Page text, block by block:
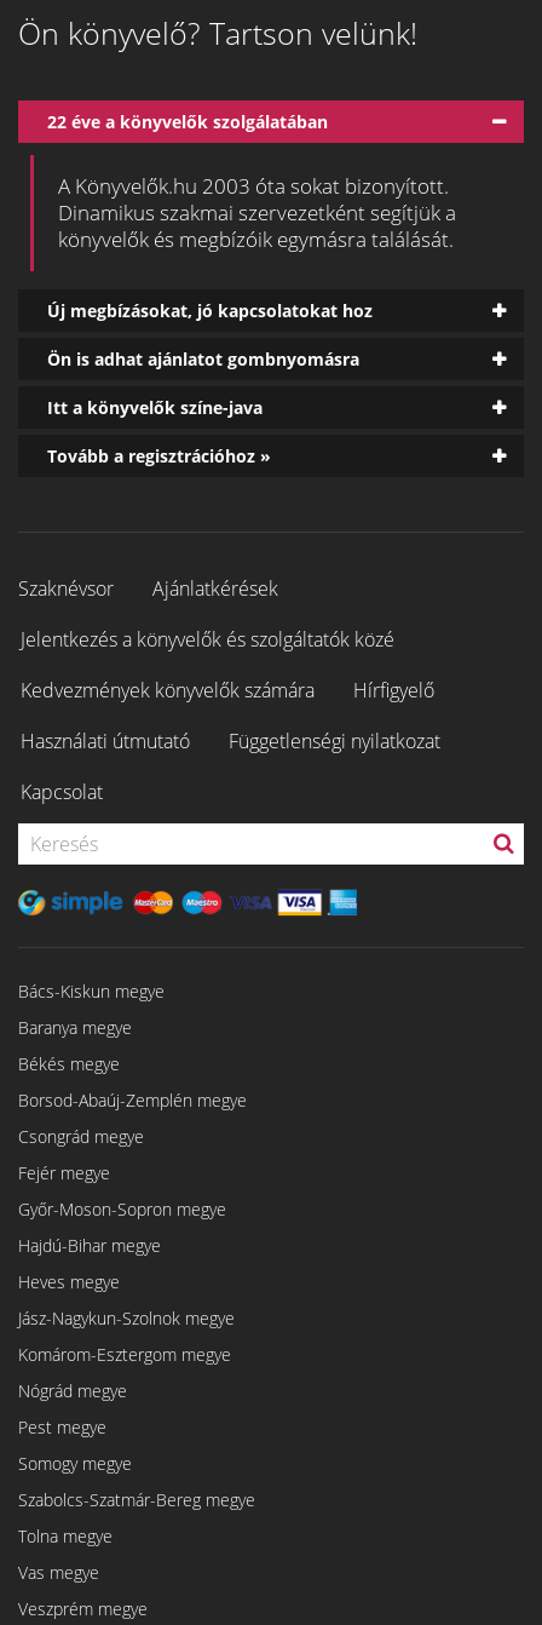
Ön könyvelő? Tartson velünk!
22 éve a könyvelők szolgálatában
A Könyvelők.hu 2003 óta sokat bizonyított.
Dinamikus szakmai szervezetként segítjük a
könyvelők és megbízóik egymásra találását.
Új megbízásokat, jó kapcsolatokat hoz
Ön is adhat ajánlatot gombnyomásra
Itt a könyvelők színe-java
Tovább a regisztrációhoz »
Szaknévsor
Ajánlatkérések
Jelentkezés a könyvelők és szolgáltatók közé
Kedvezmények könyvelők számára
Hírfigyelő
Használati útmutató
Függetlenségi nyilatkozat
Kapcsolat
Bács-Kiskun megye
Baranya megye
Békés megye
Borsod-Abaúj-Zemplén megye
Csongrád megye
Fejér megye
Győr-Moson-Sopron megye
Hajdú-Bihar megye
Heves megye
Jász-Nagykun-Szolnok megye
Komárom-Esztergom megye
Nógrád megye
Pest megye
Somogy megye
Szabolcs-Szatmár-Bereg megye
Tolna megye
Vas megye
Veszprém megye